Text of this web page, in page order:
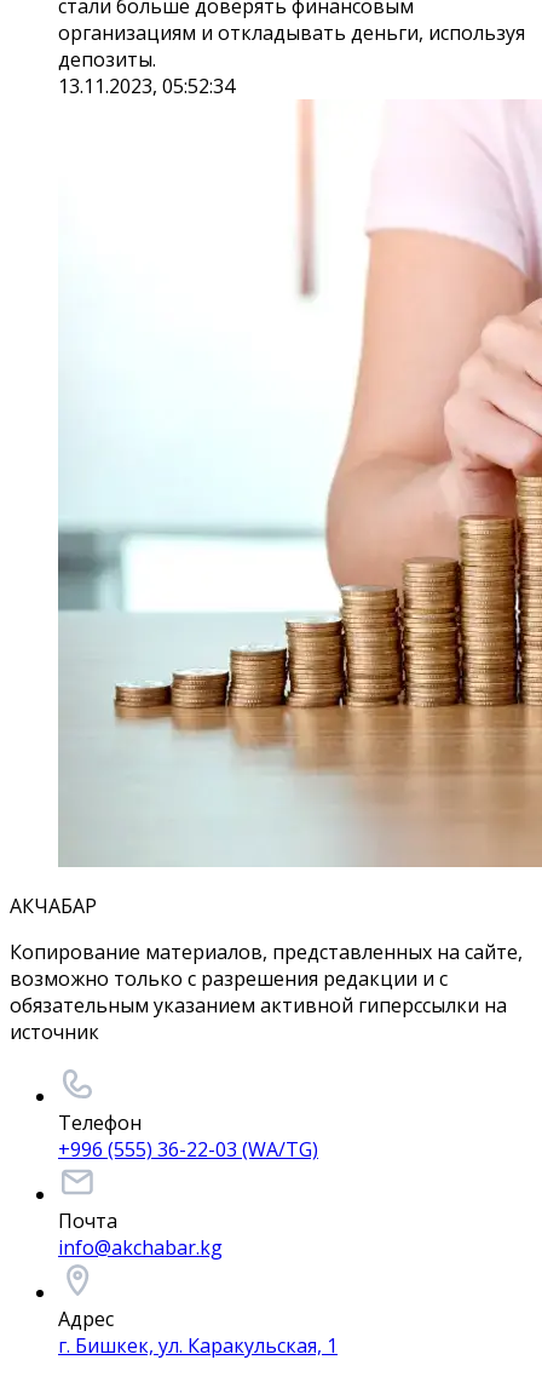
стали больше доверять финансовым
организациям и откладывать деньги, используя
депозиты.
13.11.2023, 05:52:34
АКЧАБАР
Копирование материалов, представленных на сайте,
возможно только с разрешения редакции и с
обязательным указанием активной гиперссылки на
источник
Телефон
+996 (555) 36-22-03 (WA/TG)
Почта
info@akchabar.kg
Адрес
г. Бишкек, ул. Каракульская, 1